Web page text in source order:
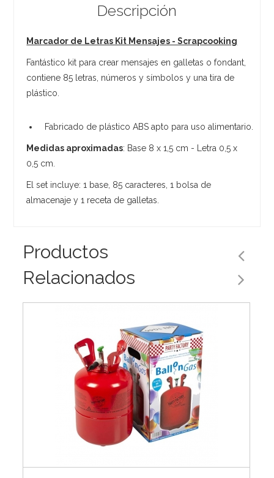
Descripción
Marcador de Letras Kit Mensajes - Scrapcooking
Fantástico kit para crear mensajes en galletas o fondant,
contiene 85 letras, números y símbolos y una tira de
plástico.
Fabricado de plástico ABS apto para uso alimentario.
Medidas aproximadas: Base 8 x 1,5 cm - Letra 0,5 x
0,5 cm.
El set incluye: 1 base, 85 caracteres, 1 bolsa de
almacenaje y 1 receta de galletas.
Productos
Relacionados